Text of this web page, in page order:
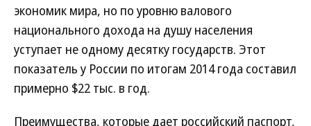
экономик мира, но по уровню валового
национального дохода на душу населения
уступает не одному десятку государств. Этот
показатель у России по итогам 2014 года составил
примерно $22 тыс. в год.
Преимущества, которые дает российский паспорт,